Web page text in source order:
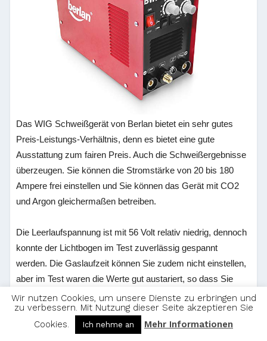
Das WIG Schweißgerät von Berlan bietet ein sehr gutes
Preis-Leistungs-Verhältnis, denn es bietet eine gute
Ausstattung zum fairen Preis. Auch die Schweißergebnisse
überzeugen. Sie können die Stromstärke von 20 bis 180
Ampere frei einstellen und Sie können das Gerät mit CO2
und Argon gleichermaßen betreiben.
Die Leerlaufspannung ist mit 56 Volt relativ niedrig, dennoch
konnte der Lichtbogen im Test zuverlässig gespannt
werden. Die Gaslaufzeit können Sie zudem nicht einstellen,
aber im Test waren die Werte gut austariert, so dass Sie
zuverlässig mit dem Schweißgerät arbeiten können. Dank
automaischer Gas-Nachlauffunktion wird das Material
zuverlässig geschont. Neben dem WIG-Schweißen können
Wir nutzen Cookies, um unsere Dienste zu erbringen und
zu verbessern. Mit Nutzung dieser Seite akzeptieren Sie
Cookies.
Ich nehme an Mehr Informationen